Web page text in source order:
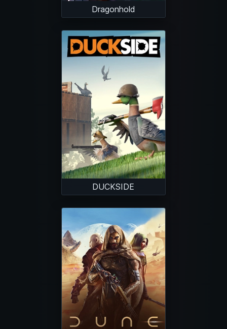
Dragonhold
DUCKSIDE